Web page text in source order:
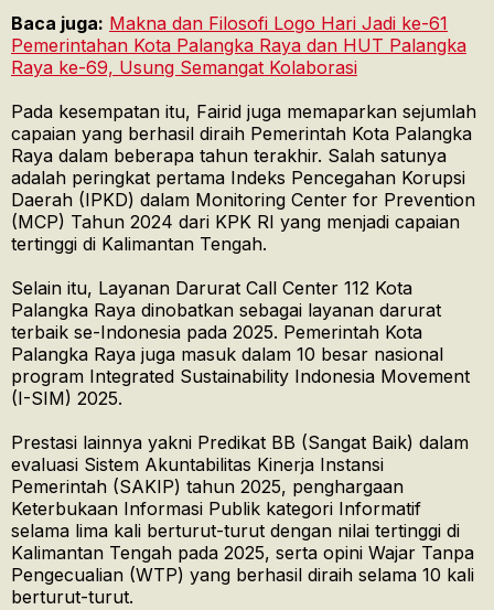
Baca juga: Makna dan Filosofi Logo Hari Jadi ke-61
Pemerintahan Kota Palangka Raya dan HUT Palangka
Raya ke-69, Usung Semangat Kolaborasi
Pada kesempatan itu, Fairid juga memaparkan sejumlah
capaian yang berhasil diraih Pemerintah Kota Palangka
Raya dalam beberapa tahun terakhir. Salah satunya
adalah peringkat pertama Indeks Pencegahan Korupsi
Daerah (IPKD) dalam Monitoring Center for Prevention
(MCP) Tahun 2024 dari KPK RI yang menjadi capaian
tertinggi di Kalimantan Tengah.
Selain itu, Layanan Darurat Call Center 112 Kota
Palangka Raya dinobatkan sebagai layanan darurat
terbaik se-Indonesia pada 2025. Pemerintah Kota
Palangka Raya juga masuk dalam 10 besar nasional
program Integrated Sustainability Indonesia Movement
(I-SIM) 2025.
Prestasi lainnya yakni Predikat BB (Sangat Baik) dalam
evaluasi Sistem Akuntabilitas Kinerja Instansi
Pemerintah (SAKIP) tahun 2025, penghargaan
Keterbukaan Informasi Publik kategori Informatif
selama lima kali berturut-turut dengan nilai tertinggi di
Kalimantan Tengah pada 2025, serta opini Wajar Tanpa
Pengecualian (WTP) yang berhasil diraih selama 10 kali
berturut-turut.